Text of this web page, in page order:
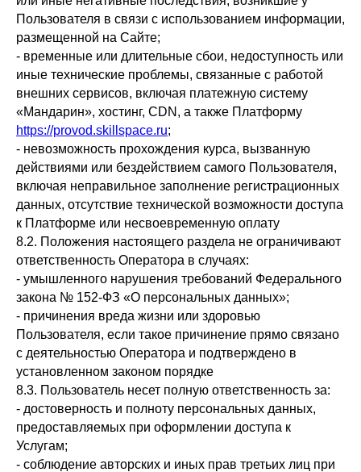
Пользователя в связи с использованием информации,
размещенной на Сайте;
- временные или длительные сбои, недоступность или
иные технические проблемы, связанные с работой
внешних сервисов, включая платежную систему
«Мандарин», хостинг, CDN, а также Платформу
https://provod.skillspace.ru;
- невозможность прохождения курса, вызванную
действиями или бездействием самого Пользователя,
включая неправильное заполнение регистрационных
данных, отсутствие технической возможности доступа
к Платформе или несвоевременную оплату
8.2. Положения настоящего раздела не ограничивают
ответственность Оператора в случаях:
- умышленного нарушения требований Федерального
закона № 152-ФЗ «О персональных данных»;
- причинения вреда жизни или здоровью
Пользователя, если такое причинение прямо связано
с деятельностью Оператора и подтверждено в
установленном законом порядке
8.3. Пользователь несет полную ответственность за:
- достоверность и полноту персональных данных,
предоставляемых при оформлении доступа к
Услугам;
- соблюдение авторских и иных прав третьих лиц при